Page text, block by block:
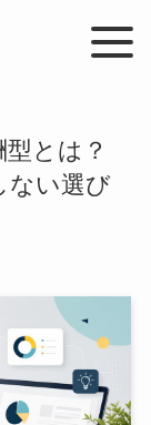
とは？
ない選び